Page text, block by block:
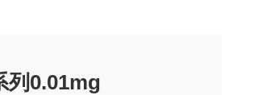
列0.01mg